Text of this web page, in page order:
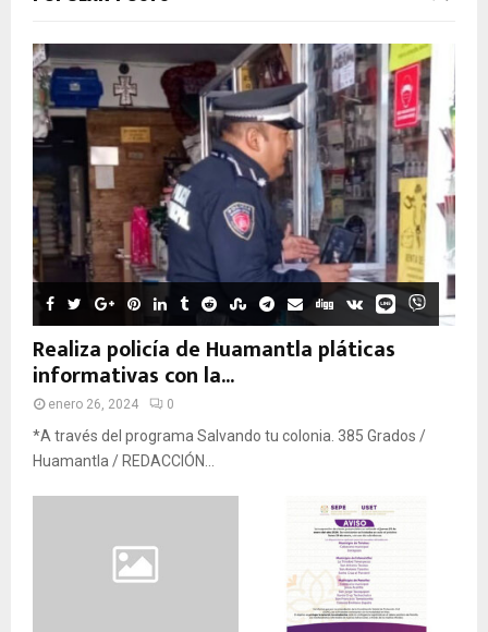
Realiza policía de Huamantla pláticas
informativas con la...
enero 26, 2024 0
*A través del programa Salvando tu colonia. 385 Grados /
Huamantla / REDACCIÓN...